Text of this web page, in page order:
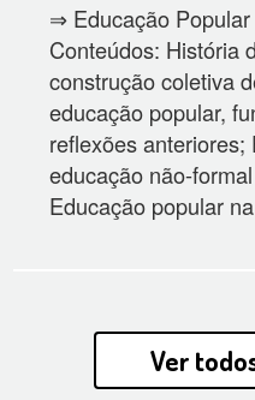
⇒ Educação
Conteúdos: História
construção coletiva
educação popular,
reflexões
educação não-
Educação popular
Ver